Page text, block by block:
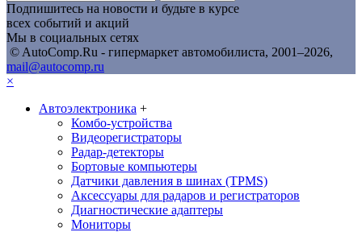
Подпишитесь на новости и будьте в курсе
всех событий и акций
Мы в социальных сетях
© AutoComp.Ru - гипермаркет автомобилиста, 2001–2026,
mail@autocomp.ru
×
Автоэлектроника +
Комбо-устройства
Видеорегистраторы
Радар-детекторы
Бортовые компьютеры
Датчики давления в шинах (TPMS)
Аксессуары для радаров и регистраторов
Диагностические адаптеры
Мониторы